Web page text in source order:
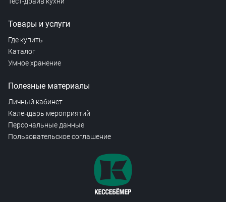
Товары и услуги
Где купить
Каталог
Умное хранение
Полезные материалы
Личный кабинет
Календарь мероприятий
Персональные данные
Пользовательское соглашение